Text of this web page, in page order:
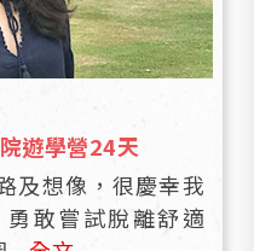
遊學營24天
及想像，很慶幸我
敢嘗試脫離舒適